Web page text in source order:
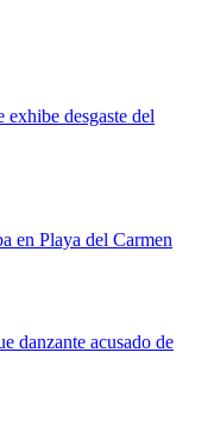
exhibe desgaste del
en Playa del Carmen
danzante acusado de